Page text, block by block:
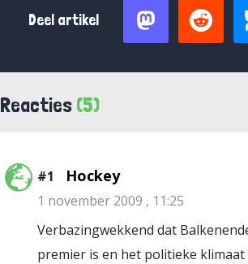
Deel artikel
Reacties (5)
#1 Hockey
1 november 2009 , 11:25
Verbazingwekkend dat
premier is en het politieke